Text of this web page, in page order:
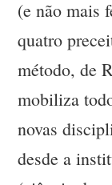
(e não mais
quatro
método, de
mobiliza
novas
desde a